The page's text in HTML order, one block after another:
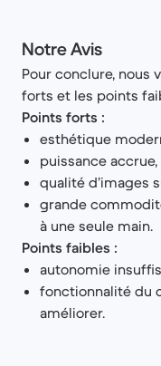
Notre Avis
Pour conclure, nous
forts et les points
Points forts :
esthétique
puissance accrue,
qualité d’images
grande
à une seule main.
Points faibles :
autonomie
fonctionnalité du
améliorer.